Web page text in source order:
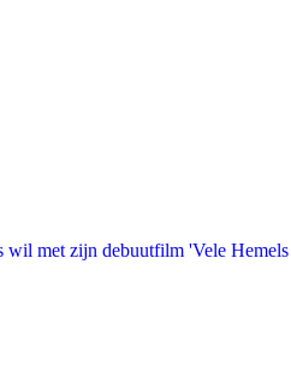
met zijn debuutfilm 'Vele